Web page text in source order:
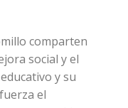
comparten
social y el
y su
el